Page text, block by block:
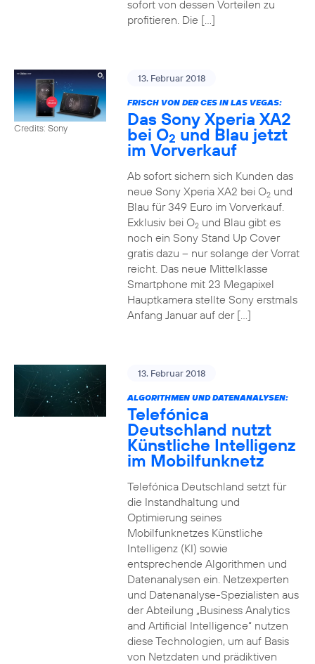
sofort von dessen Vorteilen zu
profitieren. Die […]
Credits: Sony
13. Februar 2018
FRISCH VON DER CES IN LAS VEGAS:
Das Sony Xperia XA2
bei O2 und Blau jetzt
im Vorverkauf
Ab sofort sichern sich Kunden das
neue Sony Xperia XA2 bei O2und
Blau für 349 Euro im Vorverkauf.
Exklusiv bei O2und Blau gibt es
noch ein Sony Stand Up Cover
gratis dazu – nur solange der Vorrat
reicht. Das neue Mittelklasse
Smartphone mit 23 Megapixel
Hauptkamera stellte Sony erstmals
Anfang Januar auf der […]
13. Februar 2018
ALGORITHMEN UND DATENANALYSEN:
Telefónica
Deutschland nutzt
Künstliche Intelligenz
im Mobilfunknetz
Telefónica Deutschland setzt für
die Instandhaltung und
Optimierung seines
Mobilfunknetzes Künstliche
Intelligenz (KI) sowie
entsprechende Algorithmen und
Datenanalysen ein. Netzexperten
und Datenanalyse-Spezialisten aus
der Abteilung „Business Analytics
and Artificial Intelligence“ nutzen
diese Technologien, um auf Basis
von Netzdaten und prädiktiven